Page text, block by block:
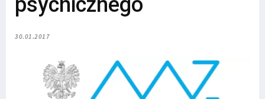
30.01.2017